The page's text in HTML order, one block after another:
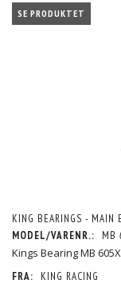
SE PRODUKTET
KING BEARINGS - MAIN
MODEL/VARENR.:
MB
Kings Bearing MB
FRA:
KING RACING